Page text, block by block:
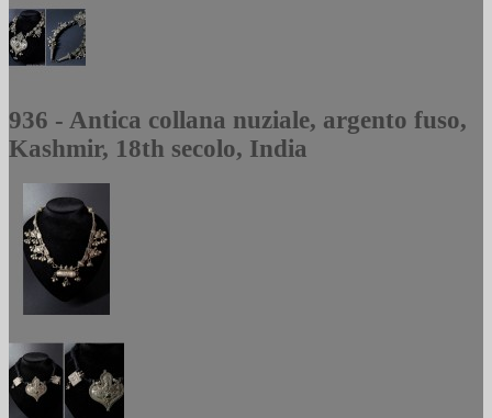
936 - Antica collana nuziale, argento fuso,
Kashmir, 18th secolo, India